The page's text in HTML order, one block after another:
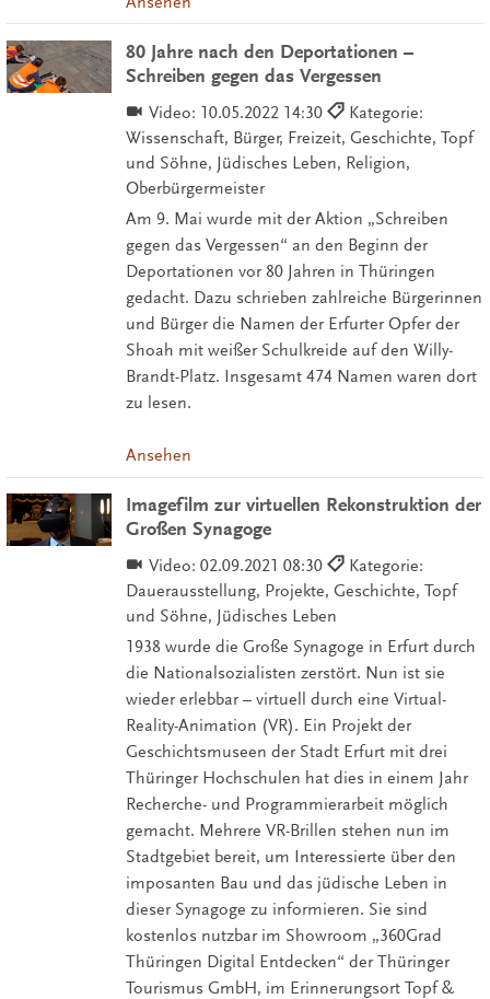
80 Jahre nach den Deportationen –
Schreiben gegen das Vergessen
Video: 10.05.2022 14:30
Kategorie:
Wissenschaft, Bürger, Freizeit, Geschichte, Topf
und Söhne, Jüdisches Leben, Religion,
Oberbürgermeister
Am 9. Mai wurde mit der Aktion „Schreiben
gegen das Vergessen“ an den Beginn der
Deportationen vor 80 Jahren in Thüringen
gedacht. Dazu schrieben zahlreiche Bürgerinnen
und Bürger die Namen der Erfurter Opfer der
Shoah mit weißer Schulkreide auf den Willy-
Brandt-Platz. Insgesamt 474 Namen waren dort
zu lesen.
Ansehen
Imagefilm zur virtuellen Rekonstruktion der
Großen Synagoge
Video: 02.09.2021 08:30
Kategorie:
Dauerausstellung, Projekte, Geschichte, Topf
und Söhne, Jüdisches Leben
1938 wurde die Große Synagoge in Erfurt durch
die Nationalsozialisten zerstört. Nun ist sie
wieder erlebbar – virtuell durch eine Virtual-
Reality-Animation (VR). Ein Projekt der
Geschichtsmuseen der Stadt Erfurt mit drei
Thüringer Hochschulen hat dies in einem Jahr
Recherche- und Programmierarbeit möglich
gemacht. Mehrere VR-Brillen stehen nun im
Stadtgebiet bereit, um Interessierte über den
imposanten Bau und das jüdische Leben in
dieser Synagoge zu informieren. Sie sind
kostenlos nutzbar im Showroom „360Grad
Thüringen Digital Entdecken“ der Thüringer
Tourismus GmbH, im Erinnerungsort Topf &